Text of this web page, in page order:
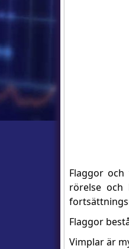
Flaggor
rörelse
Flaggor
Vimplar är